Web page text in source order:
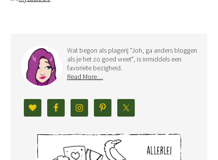
Wat begon als plagerij "Joh, ga anders bloggen
als je het zo goed weet", is inmiddels een
favoriete bezigheid.
Read More…